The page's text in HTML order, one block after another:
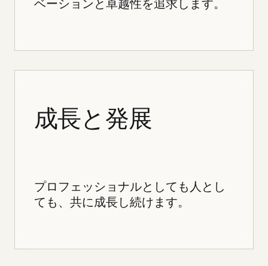
ベーションと卓越性を追求します。
成長と発展
プロフェッショナルとしても人とし
ても、共に成長し続けます。